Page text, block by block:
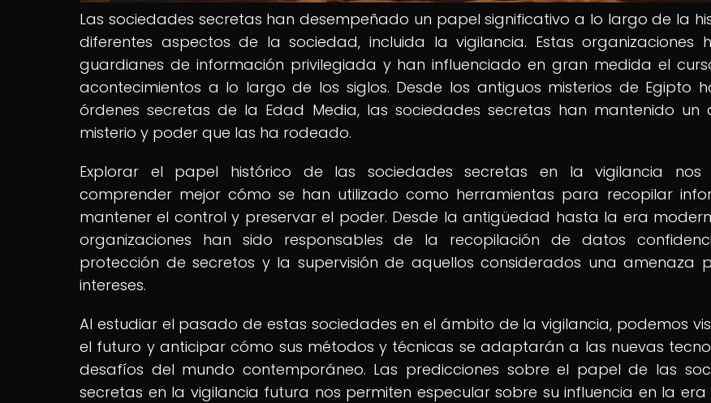
Las sociedades secretas han desempeñado un papel significativo a lo largo de la
diferentes aspectos de la sociedad, incluida la vigilancia. Estas organizaciones
guardianes de información privilegiada y han influenciado en gran medida el
acontecimientos a lo largo de los siglos. Desde los antiguos misterios de Egipto
órdenes secretas de la Edad Media, las sociedades secretas han mantenido un
misterio y poder que las ha rodeado.
Explorar el papel histórico de las sociedades secretas en la vigilancia nos
comprender mejor cómo se han utilizado como herramientas para recopilar
mantener el control y preservar el poder. Desde la antigüedad hasta la era
organizaciones han sido responsables de la recopilación de datos
protección de secretos y la supervisión de aquellos considerados una amenaza
intereses.
Al estudiar el pasado de estas sociedades en el ámbito de la vigilancia, podemos
el futuro y anticipar cómo sus métodos y técnicas se adaptarán a las nuevas
desafíos del mundo contemporáneo. Las predicciones sobre el papel de las
secretas en la vigilancia futura nos permiten especular sobre su influencia en la